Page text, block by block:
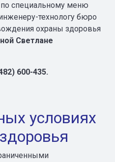
специальному меню
технологу бюро
охраны здоровья
Светлане
600-435.
условиях